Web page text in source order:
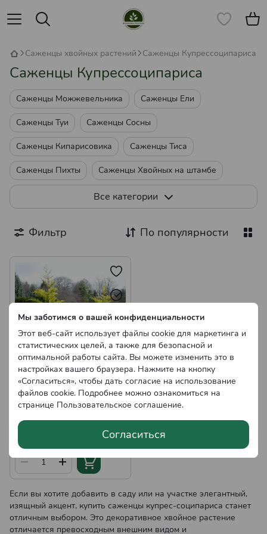
Мы заботимся о вашей конфиденциальности
Этот веб-сайт использует файлы cookie для маркетинга и
статистических целей, а также для безопасной и
оптимальной работы сайта. Вы можете изменить это в
настройках вашего браузера. Нажмите на кнопку
«Согласиться», чтобы дать согласие на использование
файлов cookie. Подробнее можно ознакомиться на
странице Пользовательское соглашение.
Согласиться
Саженцы хвойных растений Саженцы Купрессоципариса
Саженцы Купрессоципариса
Саженцы Можжевельника Саженцы Ели
Саженцы Туи Саженцы Сосны
Саженцы Кипарисовика Саженцы Тиса
Саженцы Пихты Саженцы Хвойных на штамбе
Саженцы Купрессоципариса Саженцы Тсуги
Саженцы Метасеквойи
Все категории
Фильтр По популярности
Саженцы
Купрессоципариса
Лейланда Р9
110.00 грн
В наличии
Если вы хотите добавить в саду или на участке элегантный,
изящный акцент, купить саженцы купрес-соципариса станет
отличным выбором. Это декоративное хвойное растение
отличается превосходным внешним видом и